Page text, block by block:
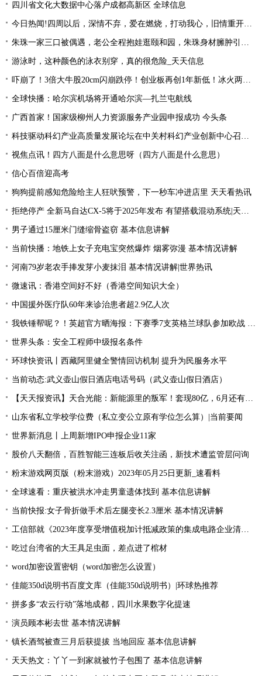
四川省文化大数据中心落户成都高新区 全球信息
今日热闻!四周以后，深情不弃，爱在燃烧，打动我心，旧情重开，终相拥复合
朱珠一家三口被偶遇，老公全程抱娃逛颐和园，朱珠身材臃肿引争议_天天热推荐
游泳时，这种颜色的泳衣别穿，真的很危险_天天信息
吓崩了！3倍大牛股20cm闪崩跌停！创业板再创1年新低！冰火两重天行情，该如何把握？ 今日快讯
全球快播：哈尔滨机场将开通哈尔滨—扎兰屯航线
广西首家！国家级柳州人力资源服务产业园申报成功 今头条
科技驱动科幻产业高质量发展论坛在中关村科幻产业创新中心召开 天天通讯
视焦点讯！四方八面是什么意思呀（四方八面是什么意思）
信心百倍迎高考
狗狗提前感知危险给主人狂吠预警，下一秒车冲进店里 天天看热讯
拒绝停产 全新马自达CX-5将于2025年发布 有望搭载混动系统|天天聚看点
男子通过15厘米门缝缩骨盗窃 基本信息讲解
当前快播：地铁上女子充电宝突然爆炸 烟雾弥漫 基本情况讲解
河南79岁老农手捧发芽小麦抹泪 基本情况讲解|世界热讯
微速讯：香港空间好不好（香港空间知识大全）
中国援外医疗队60年来诊治患者超2.9亿人次
我铁锤帮呢？！英超官方晒海报：下赛季7支英格兰球队参加欧战 全球新动态
世界头条：安全工程师中级报名条件
环球快资讯丨西藏阿里健全警情回访机制 提升为民服务水平
当前动态:武义壶山假日酒店电话号码（武义壶山假日酒店）
【天天报资讯】天合光能：新能源里的叛军！套现80亿，6月还有一个大雷
山东省私立学校学位费（私立变公立原有学位怎么算）|当前要闻
世界新消息丨上周新增IPO申报企业11家
股价八天翻倍，百胜智能三连板后收关注函，新技术遭监管层问询
粉末游戏网页版（粉末游戏）2023年05月25日更新_速看料
全球速看：重庆被洪水冲走男童遗体找到 基本信息讲解
当前快报:女子骨折做手术后左腿变长2.3厘米 基本情况讲解
工信部就《2023年度享受增值税加计抵减政策的集成电路企业清单制定工作有关要求》征求意见
吃过台湾省的大王具足虫面，差点进了棺材
word加密设置密钥（word加密怎么设置）
佳能350d说明书百度文库（佳能350d说明书）|环球热推荐
拼多多“农云行动”落地成都，四川水果数字化提速
演员顾本彬去世 基本情况讲解
镇长酒驾被查三月后获提拔 当地回应 基本信息讲解
天天热文：丫丫一到家就被竹子包围了 基本信息讲解